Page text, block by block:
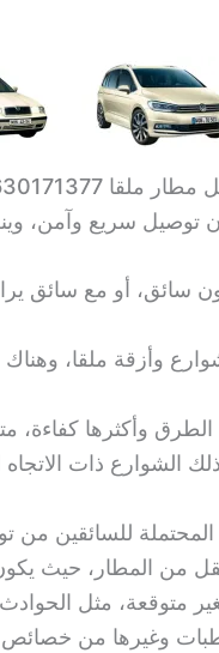
سريع وآمن،
سائق، أو مع سائق
وأزقة ملقا، وهناك
وأكثرها كفاءة،
الشوارع ذات
المحتملة للسائقين
المطار، حيث يكون
مثل الحوادث
وغيرها من